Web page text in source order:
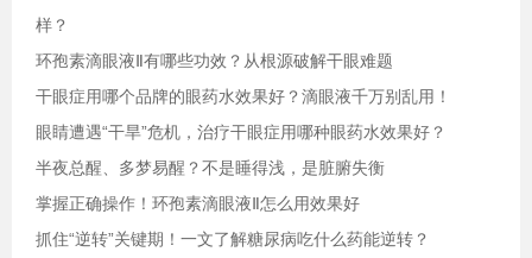
样？
环孢素滴眼液Ⅱ有哪些功效？从根源破解干眼难题
干眼症用哪个品牌的眼药水效果好？滴眼液千万别乱用！
眼睛遭遇“干旱”危机，治疗干眼症用哪种眼药水效果好？
半夜总醒、多梦易醒？不是睡得浅，是脏腑失衡
掌握正确操作！环孢素滴眼液Ⅱ怎么用效果好
抓住“逆转”关键期！一文了解糖尿病吃什么药能逆转？